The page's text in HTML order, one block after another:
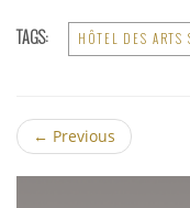
TAGS: HÔTEL DES ARTS
← Previous